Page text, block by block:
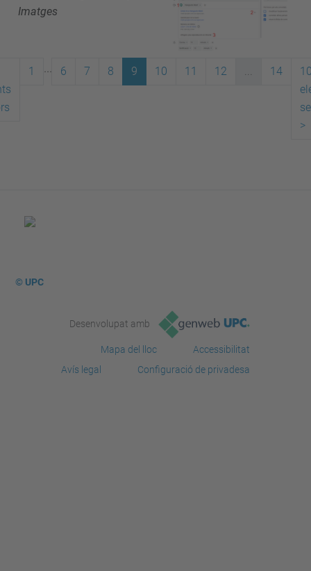
Imatges
1 6 7 8 9 10 11 12 14
>
© UPC
Desenvolupat amb
Mapa del lloc
Accessibilitat
Avís legal
Configuració de privadesa